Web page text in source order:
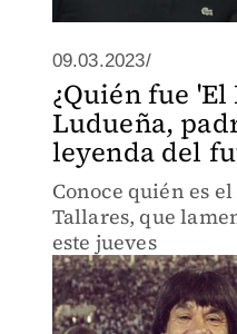
09.03.2023/
¿Quién fue 'El
Ludueña,
leyenda del
Conoce quién es
Tallares, que
este jueves